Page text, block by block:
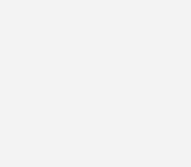
ein entscheidender
zusätzlich noch viel Gutes für die
mit sich bringen. Richtig
Dienstleistungen verbessern UND die
machen. Um diese Win-Win-Situa­
jedoch Spielregeln eingehalten
KI-Verordnung der EU auf, die durch